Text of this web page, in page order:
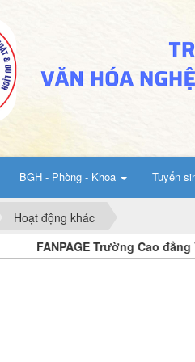
BGH - Phòng - Khoa Tuyển
Hoạt động khác
Cao đẳng Văn hóa Nghệ thuật